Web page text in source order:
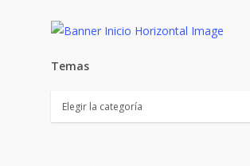
Temas
Temas